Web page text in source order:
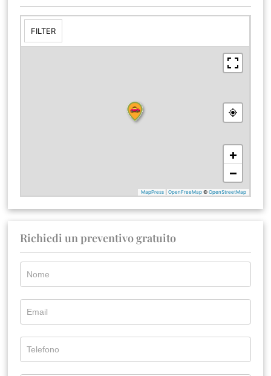
Richiedi un preventivo gratuito